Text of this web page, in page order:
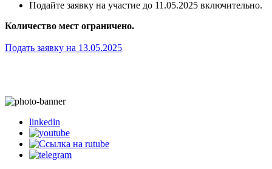
Подайте заявку на участие до 11.05.2025 включительно.
Количество мест ограничено.
Подать заявку на 13.05.2025
linkedin